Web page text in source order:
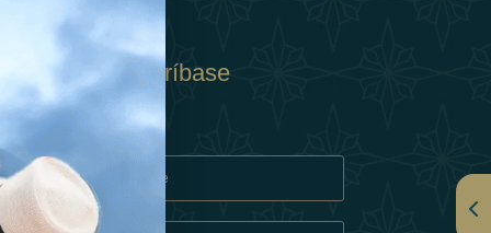
Suscríbase